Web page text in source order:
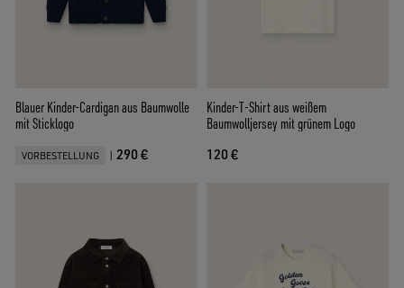
Blauer Kinder-Cardigan aus Baumwolle
mit Sticklogo
VORBESTELLUNG | 290 €
Kinder-T-Shirt aus weißem
Baumwolljersey mit grünem Logo
120 €